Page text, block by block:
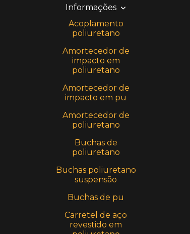
Informações
Acoplamento
poliuretano
Amortecedor de
impacto em
poliuretano
Amortecedor de
impacto em pu
Amortecedor de
poliuretano
Buchas de
poliuretano
Buchas poliuretano
suspensão
Buchas de pu
Carretel de aço
revestido em